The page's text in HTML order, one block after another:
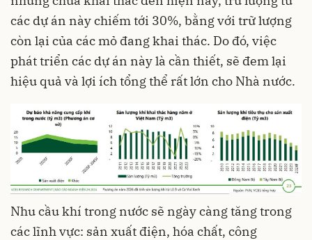
các dự án này chiếm tới 30%, bằng với trữ lượng
còn lại của các mỏ đang khai thác. Do đó, việc
phát triển các dự án này là cần thiết, sẽ đem lại
hiệu quả và lợi ích tổng thể rất lớn cho Nhà nước.
Nhu cầu khí trong nước sẽ ngày càng tăng trong
các lĩnh vực: sản xuất điện, hóa chất, công